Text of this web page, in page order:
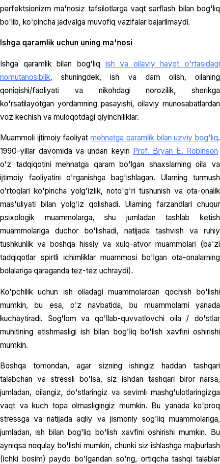
perfektsionizm ma'nosiz tafsilotlarga vaqt sarflash bilan bog'liq
bo'lib, ko'pincha jadvalga muvofiq vazifalar bajarilmaydi.
Ishga qaramlik uchun uning ma'nosi
Ishga qaramlik bilan bog'liq ish va oilaviy hayot o'rtasidagi
nomutanosiblik, shuningdek, ish va dam olish, oilaning
qoniqishi/faoliyati va nikohdagi norozilik, sherikga
ko'rsatilayotgan yordamning pasayishi, oilaviy munosabatlardan
voz kechish va muloqotdagi qiyinchiliklar.
Muammoli ijtimoiy faoliyatmehnatga qaramlik bilan uzviy bog'liq.
1990-yillar davomida va undan keyin Prof. Bryan E. Robinson
o'z tadqiqotini mehnatga qaram bo'lgan shaxslarning oila va
ijtimoiy faoliyatini o'rganishga bag'ishlagan. Ularning turmush
o'rtoqlari ko'pincha yolg'izlik, noto'g'ri tushunish va ota-onalik
mas'uliyati bilan yolg'iz qolishadi. Ularning farzandlari chuqur
psixologik muammolarga, shu jumladan tashlab ketish
muammolariga duchor bo'lishadi, natijada tashvish va ruhiy
tushkunlik va boshqa hissiy va xulq-atvor muammolari (ba'zi
tadqiqotlar spirtli ichimliklar muammosi bo'lgan ota-onalarning
bolalariga qaraganda tez-tez uchraydi).
Ko'pchilik uchun ish oiladagi muammolardan qochish bo'lishi
mumkin, bu esa, o'z navbatida, bu muammolarni yanada
kuchaytiradi. Sog'lom va qo'llab-quvvatlovchi oila / do'stlar
muhitining etishmasligi ish bilan bog'liq bo'lish xavfini oshirishi
mumkin.
Boshqa tomondan, agar sizning ishingiz haddan tashqari
talabchan va stressli bo'lsa, siz ishdan tashqari biror narsa,
jumladan, oilangiz, do'stlaringiz va sevimli mashg'ulotlaringizga
vaqt va kuch topa olmasligingiz mumkin. Bu yanada ko'proq
stressga va natijada aqliy va jismoniy sog'liq muammolariga,
jumladan, ish bilan bog'liq bo'lish xavfini oshirishi mumkin. Bu
ayniqsa noqulay bo'lishi mumkin, chunki siz ishlashga majburlash
(ichki bosim) paydo bo'lgandan so'ng, ortiqcha tashqi talablar